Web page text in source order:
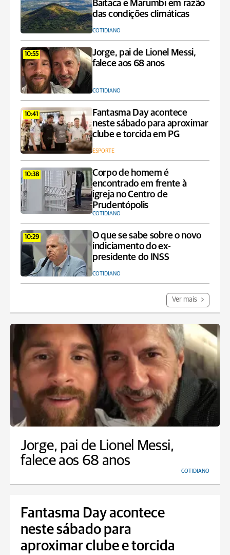
Baitaca e Marumbi em razão
das condições climáticas
COTIDIANO
10:55
Jorge, pai de Lionel Messi,
falece aos 68 anos
COTIDIANO
10:41
Fantasma Day acontece
neste sábado para aproximar
clube e torcida em PG
ESPORTE
10:38
Corpo de homem é
encontrado em frente à
igreja no Centro de
Prudentópolis
COTIDIANO
10:29
O que se sabe sobre o novo
indiciamento do ex-
presidente do INSS
COTIDIANO
Ver mais
Jorge, pai de Lionel Messi,
falece aos 68 anos
COTIDIANO
Fantasma Day acontece
neste sábado para
aproximar clube e torcida